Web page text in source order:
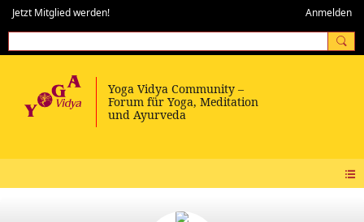
Jetzt Mitglied werden! Anmelden